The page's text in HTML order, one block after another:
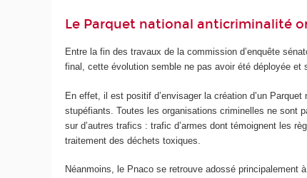
Le Parquet national anticriminalité
Entre la fin des travaux de la commission d’enquête
final, cette évolution semble ne pas avoir été déployée et
En effet, il est positif d’envisager la création d’un
stupéfiants. Toutes les organisations criminelles ne sont
sur d’autres trafics : trafic d’armes dont témoignent les
traitement des déchets toxiques.
Néanmoins, le Pnaco se retrouve adossé principalement